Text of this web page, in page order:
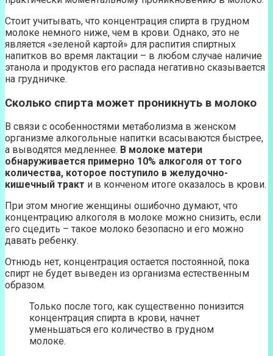
Стоит учитывать, что концентрация спирта в грудном
молоке немного ниже, чем в крови. Однако, это не
является «зеленой картой» для распития спиртных
напитков во время лактации – в любом случае наличие
этанола и продуктов его распада негативно сказывается
на грудничке.
Сколько спирта может проникнуть в молоко
В связи с особенностями метаболизма в женском
организме алкогольные напитки всасываются быстрее,
а выводятся медленнее. В молоке матери
обнаруживается примерно 10% алкоголя от того
количества, которое поступило в желудочно-
кишечный тракт и в конченом итоге оказалось в крови.
При этом многие женщины ошибочно думают, что
концентрацию алкоголя в молоке можно снизить, если
его сцедить – такое молоко безопасно и его можно
давать ребенку.
Отнюдь нет, концентрация остается постоянной, пока
спирт не будет выведен из организма естественным
образом.
Только после того, как существенно понизится
концентрация спирта в крови, начнет
уменьшаться его количество в грудном
молоке.